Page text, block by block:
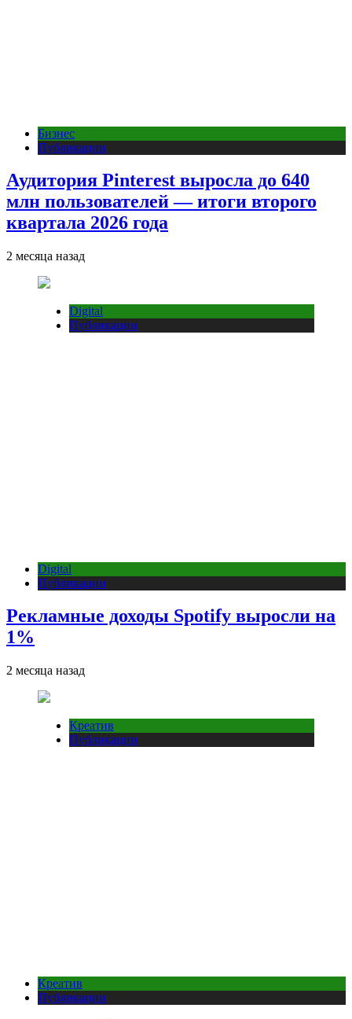
Бизнес
Публикации
Аудитория Pinterest выросла до 640
млн пользователей — итоги второго
квартала 2026 года
2 месяца назад
Digital
Публикации
Digital
Публикации
Рекламные доходы Spotify выросли на
1%
2 месяца назад
Креатив
Публикации
Креатив
Публикации